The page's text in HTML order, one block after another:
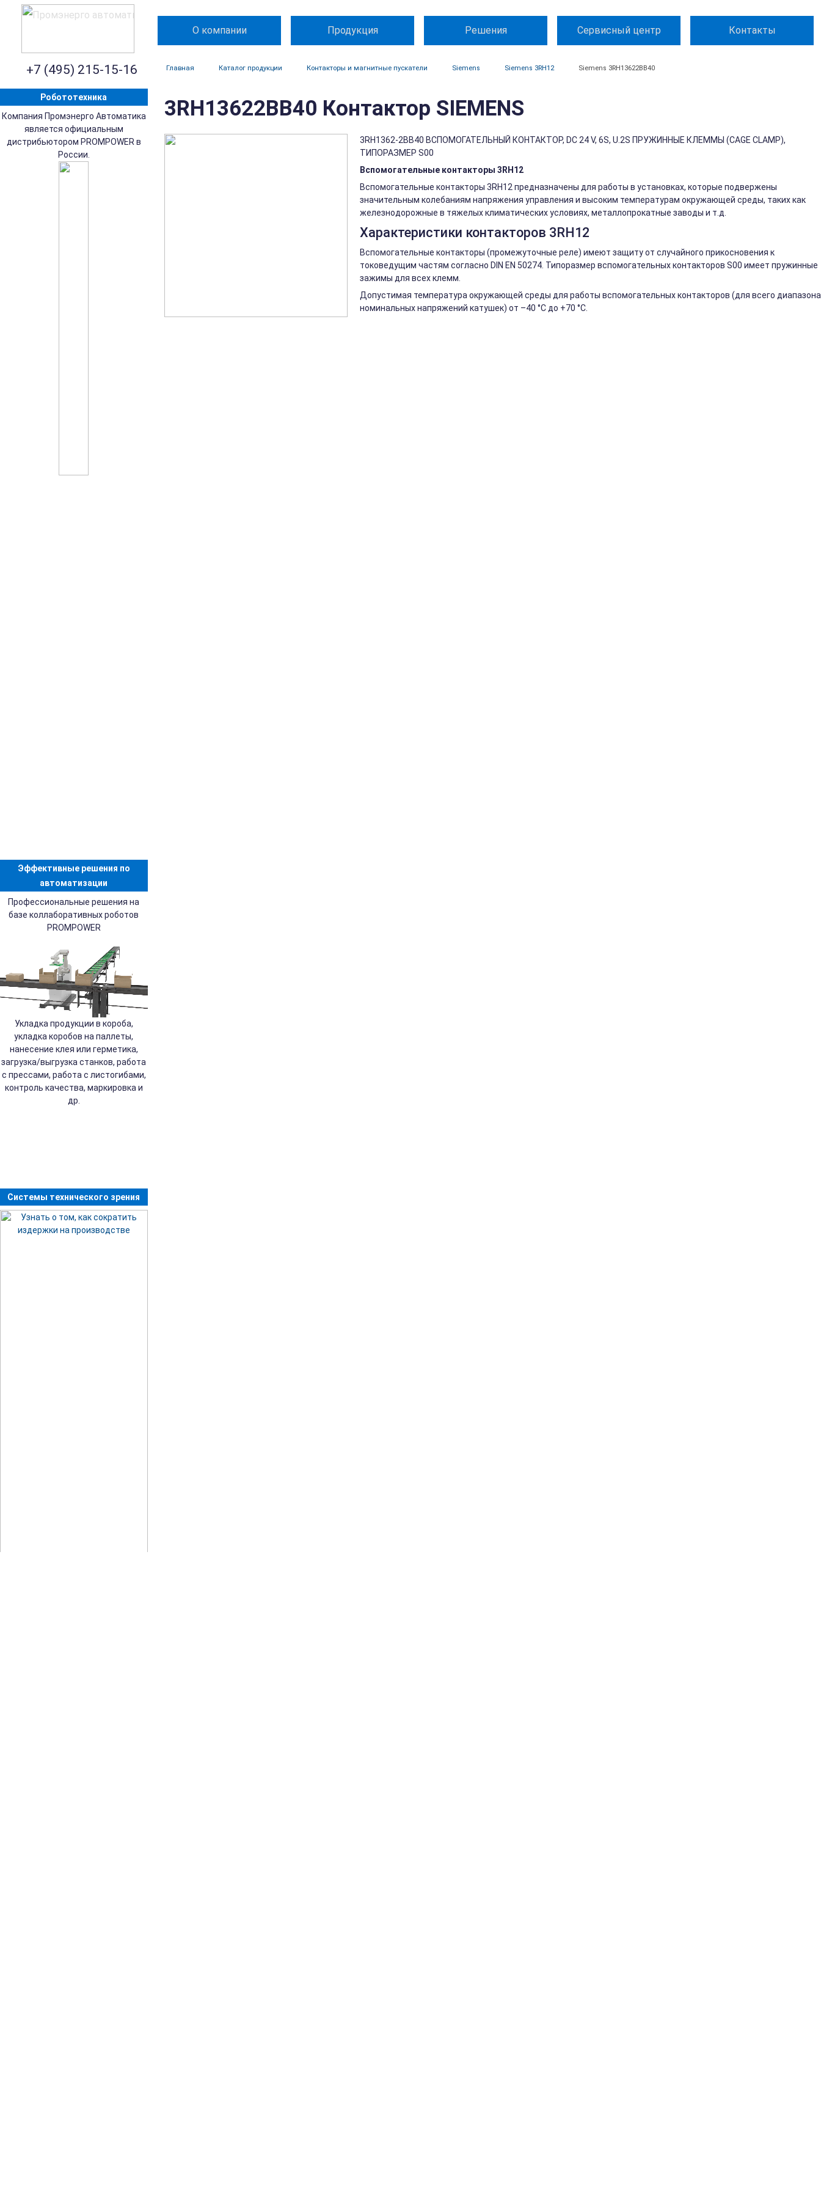
О компании Продукция Решения Сервисный центр Контакты
+7 (495) 215-15-16 Главная Каталог продукции Контакторы и магнитные пускатели Siemens Siemens 3RH12 Siemens 3RH13622BB40
Робототехника
Компания Промэнерго Автоматика
является официальным
дистрибьютором PROMPOWER в
России.
Эффективные решения по
автоматизации
Профессиональные решения на
базе коллаборативных роботов
PROMPOWER
Укладка продукции в короба,
укладка коробов на паллеты,
нанесение клея или герметика,
загрузка/выгрузка станков, работа
с прессами, работа с листогибами,
контроль качества, маркировка и
др.
Системы технического зрения
3RH13622BB40 Контактор SIEMENS
3RH1362-2BB40 ВСПОМОГАТЕЛЬНЫЙ КОНТАКТОР, DC 24 V, 6S, U.2S ПРУЖИННЫЕ КЛЕММЫ (CAGE CLAMP),
ТИПОРАЗМЕР S00
Вспомогательные контакторы 3RH12
Вспомогательные контакторы 3RH12 предназначены для работы в установках, которые подвержены
значительным колебаниям напряжения управления и высоким температурам окружающей среды, таких как
железнодорожные в тяжелых климатических условиях, металлопрокатные заводы и т.д.
Характеристики контакторов 3RH12
Вспомогательные контакторы (промежуточные реле) имеют защиту от случайного прикосновения к
токоведущим частям согласно DIN EN 50274. Типоразмер вспомогательных контакторов S00 имеет пружинные
зажимы для всех клемм.
Допустимая температура окружающей среды для работы вспомогательных контакторов (для всего диапазона
номинальных напряжений катушек) от –40 °C до +70 °C.